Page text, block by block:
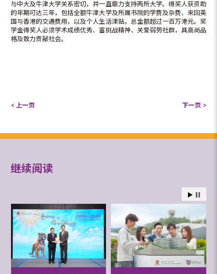
与中大及牛津大学关系密切，并一直鼎力支持两所大学。得奖人获资助
的年期可达三年，包括全额牛津大学及所属书院的学费及杂费、来回英
国与香港的交通费用，以及个人生活津贴，总金额超过一百万港元。奖
学金得奖人必须学术成绩优秀、富挑战精神、关爱弱势社群，具高尚品
格及致力贡献社会。
< 上一页 下一页 >
继续阅读